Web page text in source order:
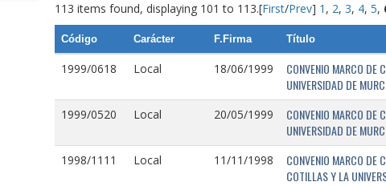
113 items found, displaying 101 to 113.[First/Prev] 1 , 2, 3, 4, 5,
Código Carácter F.Firma Título
1999/0618 Local 18/06/1999
CONVENIO MARCO DE
UNIVERSIDAD DE
1999/0520 Local 20/05/1999
CONVENIO MARCO DE
UNIVERSIDAD DE
1998/1111 Local 11/11/1998
CONVENIO MARCO DE
COTILLAS Y LA